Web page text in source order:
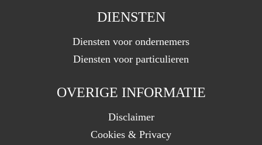
DIENSTEN
Diensten voor ondernemers
Diensten voor particulieren
OVERIGE INFORMATIE
Disclaimer
Cookies & Privacy